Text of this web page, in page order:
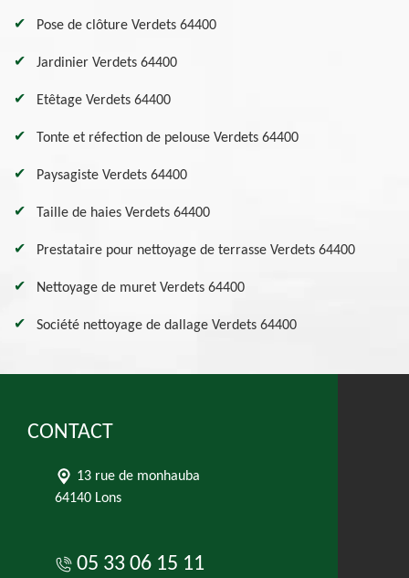
Pose de clôture Verdets 64400
Jardinier Verdets 64400
Etêtage Verdets 64400
Tonte et réfection de pelouse Verdets 64400
Paysagiste Verdets 64400
Taille de haies Verdets 64400
Prestataire pour nettoyage de terrasse Verdets 64400
Nettoyage de muret Verdets 64400
Société nettoyage de dallage Verdets 64400
CONTACT
13 rue de monhauba
64140 Lons
05 33 06 15 11